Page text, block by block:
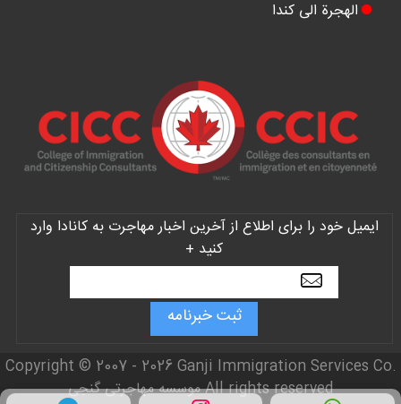
الهجرة الی کندا
ایمیل خود را برای اطلاع از آخرین اخبار مهاجرت به کانادا وارد
کنید +
Copyright © 2007 - 2026 Ganji Immigration Services Co.
All rights reserved موسسه مهاجرتی گنجی